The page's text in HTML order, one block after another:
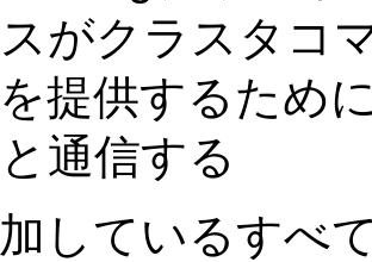
がクラスタコ
提供するため
通信する
しているすべ